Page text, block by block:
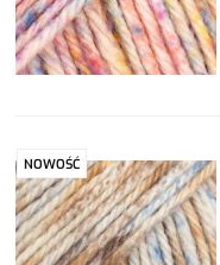
NOWOŚĆ